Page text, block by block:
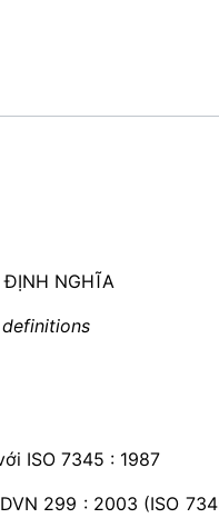
ĐỊNH NGHĨA
ISO 7345 : 1987
299 : 2003 (ISO